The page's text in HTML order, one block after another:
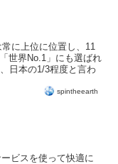
に上位に位置し、11
世界No.1」にも選ばれ
日本の1/3程度と言わ
spintheearth
ビスを使って快適に